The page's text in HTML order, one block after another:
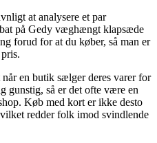
at analysere et par
på Gedy væghængt klapsæde
forud for at du køber, så man er
en butik sælger deres varer for
gunstig, så er det ofte være en
Køb med kort er ikke desto
redder folk imod svindlende